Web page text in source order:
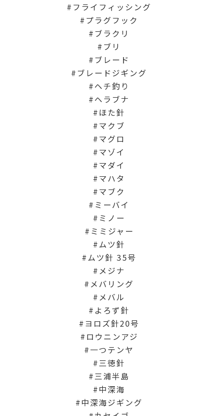
フライフィッシング
プラグフック
ブラクリ
ブリ
ブレード
ブレードジギング
ヘチ釣り
ヘラブナ
ほた針
マクブ
マグロ
マゾイ
マダイ
マハタ
マブク
ミーバイ
ミノー
ミミジャー
ムツ針
ムツ針 35号
メジナ
メバリング
メバル
よろず針
ヨロズ針20号
ロウニンアジ
一つテンヤ
三徳針
三浦半島
中深海
中深海ジギング